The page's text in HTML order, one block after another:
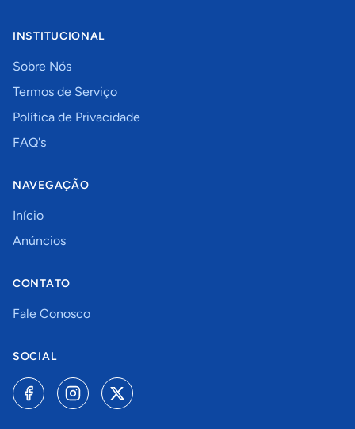
INSTITUCIONAL
Sobre Nós
Termos de Serviço
Política de Privacidade
FAQ's
NAVEGAÇÃO
Início
Anúncios
CONTATO
Fale Conosco
SOCIAL